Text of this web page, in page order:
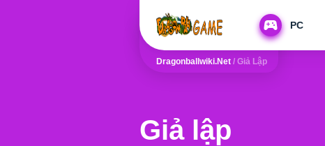
PC
Dragonballwiki.net / Giả Lập
Giả lập